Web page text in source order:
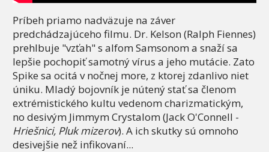
Príbeh priamo nadväzuje na záver
predchádzajúceho filmu. Dr. Kelson (Ralph Fiennes)
prehlbuje "vzťah" s alfom Samsonom a snaží sa
lepšie pochopiť samotný vírus a jeho mutácie. Zato
Spike sa ocitá v nočnej more, z ktorej zdanlivo niet
úniku. Mladý bojovník je nútený stať sa členom
extrémistického kultu vedenom charizmatickým,
no desivým Jimmym Crystalom (Jack O'Connell -
Hriešnici, Pluk mizerov). A ich skutky sú omnoho
desivejšie než infikovaní...